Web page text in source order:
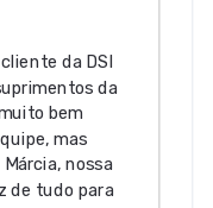
da DSI
da
bem
mas
nossa
de tudo para